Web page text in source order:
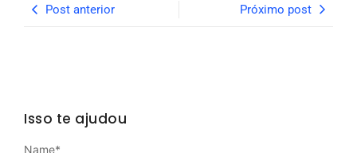
Post anterior Próximo post
Isso te ajudou
Name*